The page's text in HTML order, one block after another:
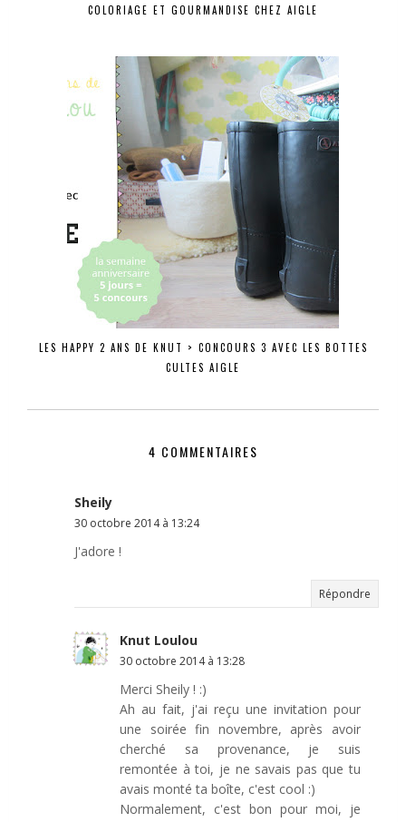
COLORIAGE ET GOURMANDISE CHEZ AIGLE
LES HAPPY 2 ANS DE KNUT > CONCOURS 3 AVEC LES BOTTES
CULTES AIGLE
4 COMMENTAIRES
Sheily
30 octobre 2014 à 13:24
J'adore !
Répondre
Knut Loulou
30 octobre 2014 à 13:28
Merci Sheily ! :)
Ah au fait, j'ai reçu une invitation pour
une soirée fin novembre, après avoir
cherché sa provenance, je suis
remontée à toi, je ne savais pas que tu
avais monté ta boîte, c'est cool :)
Normalement, c'est bon pour moi, je